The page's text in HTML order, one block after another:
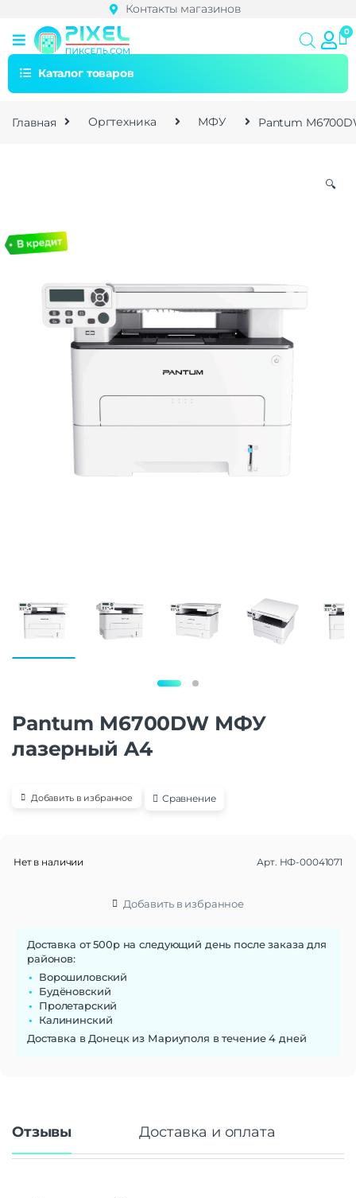
Контакты магазинов
Каталог товаров
Главная Оргтехника МФУ Pantum
🔍
Pantum M6700DW МФУ
лазерный A4
Добавить в избранное Сравнение
Нет в наличии Арт. НФ-00041071
Добавить в избранное
Доставка от 500р на следующий день после заказа для
районов:
Ворошиловский
Будёновский
Пролетарский
Калининский
Доставка в Донецк из Мариуполя в течение 4 дней
Отзывы Доставка и оплата